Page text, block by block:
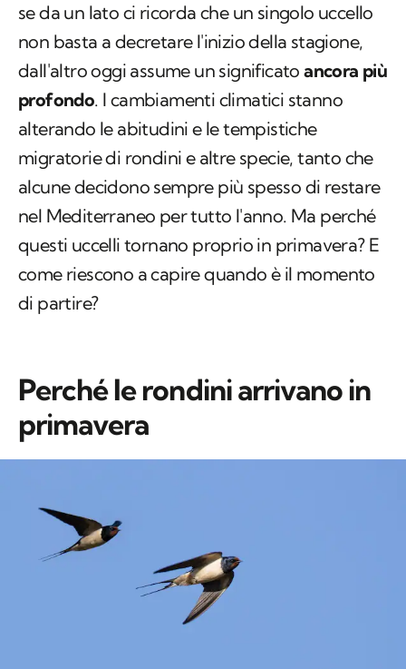
se da un lato ci ricorda che un singolo uccello
non basta a decretare l'inizio della stagione,
dall'altro oggi assume un significatoancora più
profondo. I cambiamenti climatici stanno
alterando le abitudini e le tempistiche
migratorie di rondini e altre specie, tanto che
alcune decidono sempre più spesso di restare
nel Mediterraneo per tutto l'anno. Ma perché
questi uccelli tornano proprio in primavera? E
come riescono a capire quando è il momento
di partire?
Perché le rondini arrivano in
primavera